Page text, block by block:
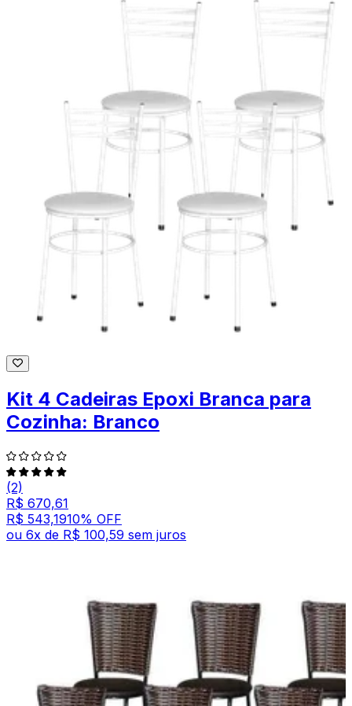
Kit 4 Cadeiras Epoxi Branca para
Cozinha: Branco
(2)
R$ 670,61
R$ 543,1910% OFF
ou 6x de R$ 100,59 sem juros